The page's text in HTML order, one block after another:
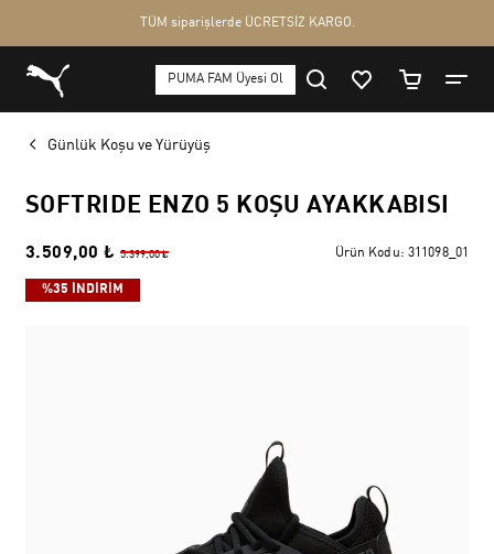
Günlük Koşu ve Yürüyüş
SOFTRIDE ENZO 5 KOŞU AYAKKABISI
3.509,00 ₺ 5.399,00 ₺ Ürün Kodu: 311098_01
%35 İNDİRİM